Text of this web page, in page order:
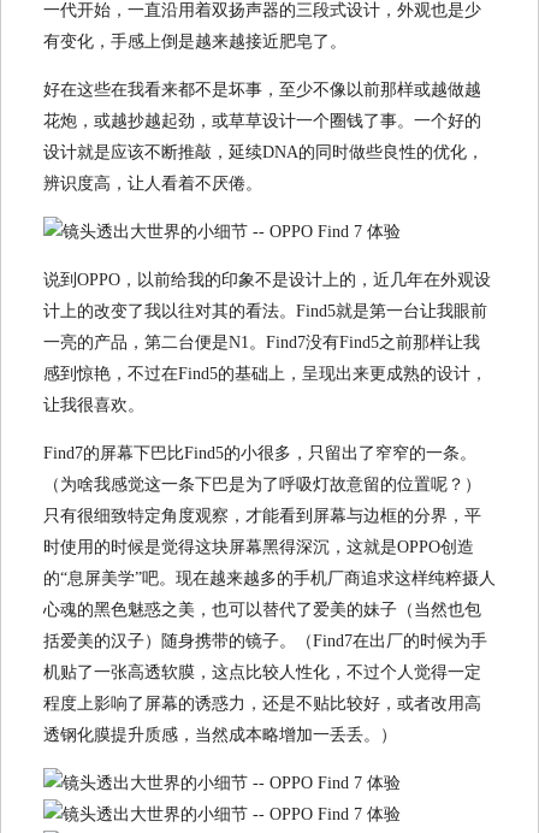
一代开始，一直沿用着双扬声器的三段式设计，外观也是少
有变化，手感上倒是越来越接近肥皂了。
好在这些在我看来都不是坏事，至少不像以前那样或越做越
花炮，或越抄越起劲，或草草设计一个圈钱了事。一个好的
设计就是应该不断推敲，延续DNA的同时做些良性的优化，
辨识度高，让人看着不厌倦。
说到OPPO，以前给我的印象不是设计上的，近几年在外观设
计上的改变了我以往对其的看法。Find5就是第一台让我眼前
一亮的产品，第二台便是N1。Find7没有Find5之前那样让我
感到惊艳，不过在Find5的基础上，呈现出来更成熟的设计，
让我很喜欢。
Find7的屏幕下巴比Find5的小很多，只留出了窄窄的一条。
（为啥我感觉这一条下巴是为了呼吸灯故意留的位置呢？）
只有很细致特定角度观察，才能看到屏幕与边框的分界，平
时使用的时候是觉得这块屏幕黑得深沉，这就是OPPO创造
的“息屏美学”吧。现在越来越多的手机厂商追求这样纯粹摄人
心魂的黑色魅惑之美，也可以替代了爱美的妹子（当然也包
括爱美的汉子）随身携带的镜子。（Find7在出厂的时候为手
机贴了一张高透软膜，这点比较人性化，不过个人觉得一定
程度上影响了屏幕的诱惑力，还是不贴比较好，或者改用高
透钢化膜提升质感，当然成本略增加一丢丢。）